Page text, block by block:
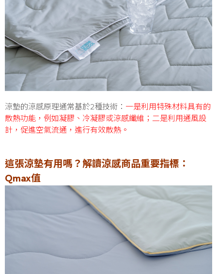
涼墊的涼感原理通常基於2種技術： 一是利用特殊材料具有的
散熱功能，例如凝膠、冷凝膠或涼感纖維；二是利用通風設
計，促進空氣流通，進行有效散熱。
這張涼墊有用嗎？解讀涼感商品重要指標：
Qmax值